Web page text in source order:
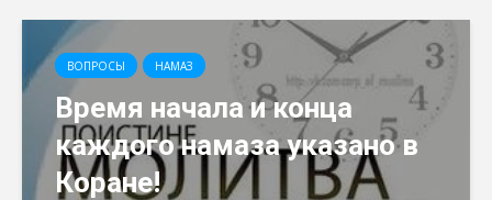
ВОПРОСЫ НАМАЗ
Время начала и конца
каждого намаза указано в
Коране!